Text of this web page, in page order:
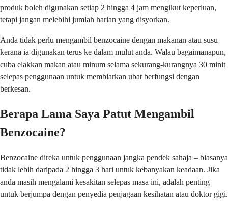
produk boleh digunakan setiap 2 hingga 4 jam mengikut keperluan,
tetapi jangan melebihi jumlah harian yang disyorkan.
Anda tidak perlu mengambil benzocaine dengan makanan atau susu
kerana ia digunakan terus ke dalam mulut anda. Walau bagaimanapun,
cuba elakkan makan atau minum selama sekurang-kurangnya 30 minit
selepas penggunaan untuk membiarkan ubat berfungsi dengan
berkesan.
Berapa Lama Saya Patut Mengambil
Benzocaine?
Benzocaine direka untuk penggunaan jangka pendek sahaja – biasanya
tidak lebih daripada 2 hingga 3 hari untuk kebanyakan keadaan. Jika
anda masih mengalami kesakitan selepas masa ini, adalah penting
untuk berjumpa dengan penyedia penjagaan kesihatan atau doktor gigi.